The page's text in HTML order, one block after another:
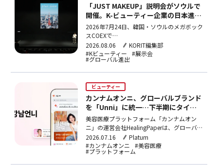
「JUST MAKEUP」説明会がソウルで
開催。K-ビューティー企業の日本進出
を支援
2026年7月24日、韓国・ソウルのメガボック
スCOEXで
「JUSTMAKEUPINTOKYO2027SUMMIT」が
開催された。本イベントは、2027年2月に東
京で開催予定のビューティー展示会
「JUSTMAKEUPINTOKYO2027」に向けた参
2026.08.06
KORIT編集部
#Kビューティー
#展示会
#グローバル進出
ビューティー
カンナムオンニ、グローバルブランド
を「Unni」に統一…下半期にタイ進
出
美容医療プラットフォーム「カンナムオン
ニ」の運営会社HealingPaperは、グローバル
ブランド名称を「Unni」に統一し、ブランド
ミッションとアプリUXを全面刷新するリブ
ランディングを実施した。今年下半期にはタ
イ現地への事業進出も予定している。
2026.07.16
Platum
#カンナムオンニ
#美容医療
#プラットフォーム